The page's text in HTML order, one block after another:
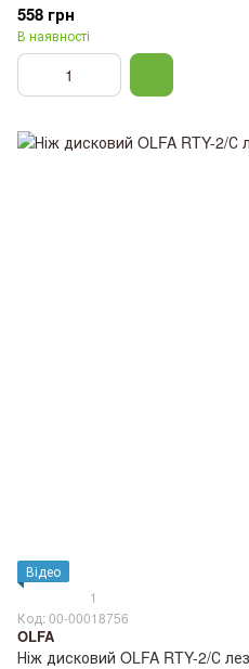
558 грн
В наявності
Відео
1
Код: 00-00018756
OLFA
Ніж дисковий OLFA RTY-2/С